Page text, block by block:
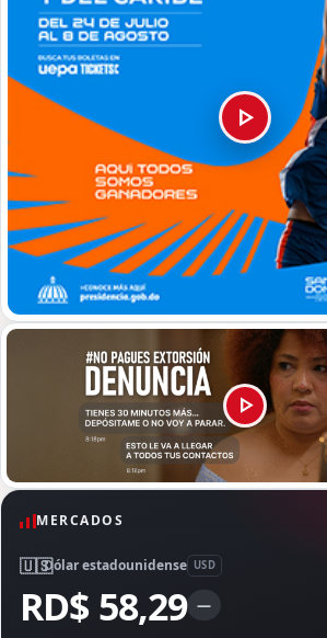
MERCADOS
🇺🇸Dólar estadounidense USD
RD$ 58,29 —